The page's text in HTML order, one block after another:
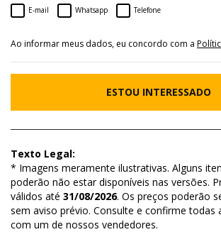
E-mail Whatsapp Telefone
Ao informar meus dados, eu concordo com a
ESTOU INTERESSADO
Texto Legal:
* Imagens meramente ilustrativas. Alguns
poderão não estar disponíveis nas versões.
válidos até 31/08/2026. Os preços poderão
sem aviso prévio. Consulte e confirme todas
com um de nossos vendedores.